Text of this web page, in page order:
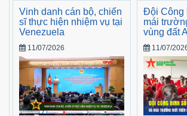
Vinh danh cán bộ, chiến
sĩ thực hiện nhiệm vụ tại
Venezuela
11/07/2026
Đội Công
mái
vùng đất
11/07/